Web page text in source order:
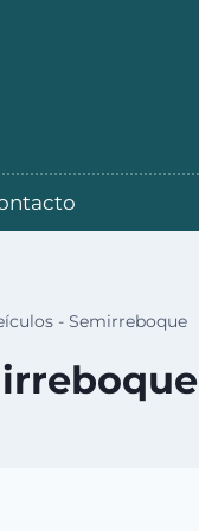
- Semirreboque